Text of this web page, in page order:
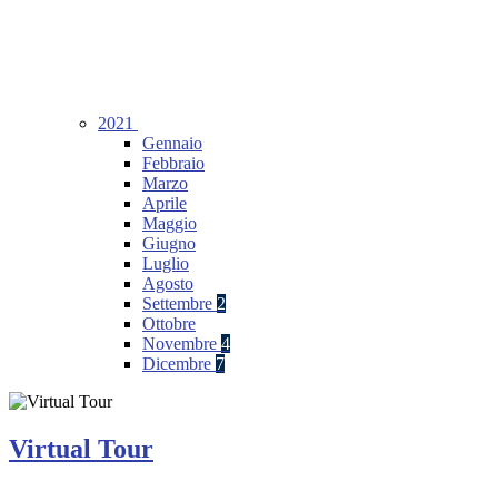
2021
Gennaio
Febbraio
Marzo
Aprile
Maggio
Giugno
Luglio
Agosto
Settembre 2
Ottobre
Novembre 4
Dicembre 7
Virtual Tour